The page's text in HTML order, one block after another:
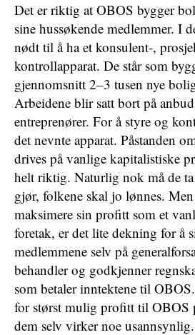
Det er riktig at OBOS bygger
sine hussøkende medlemmer. I
nødt til å ha et konsulent-,
kontrollapparat. De står som
gjennomsnitt 2–3 tusen nye
Arbeidene blir satt bort på
entreprenører. For å styre og
det nevnte apparat. Påstanden
drives på vanlige kapitalistiske
helt riktig. Naturlig nok må de
gjør, folkene skal jo lønnes.
maksimere sin profitt som et
foretak, er det lite dekning for å
medlemmene selv på
behandler og godkjenner
som betaler inntektene til
for størst mulig profitt til OBOS
dem selv virker noe usannsynlig.